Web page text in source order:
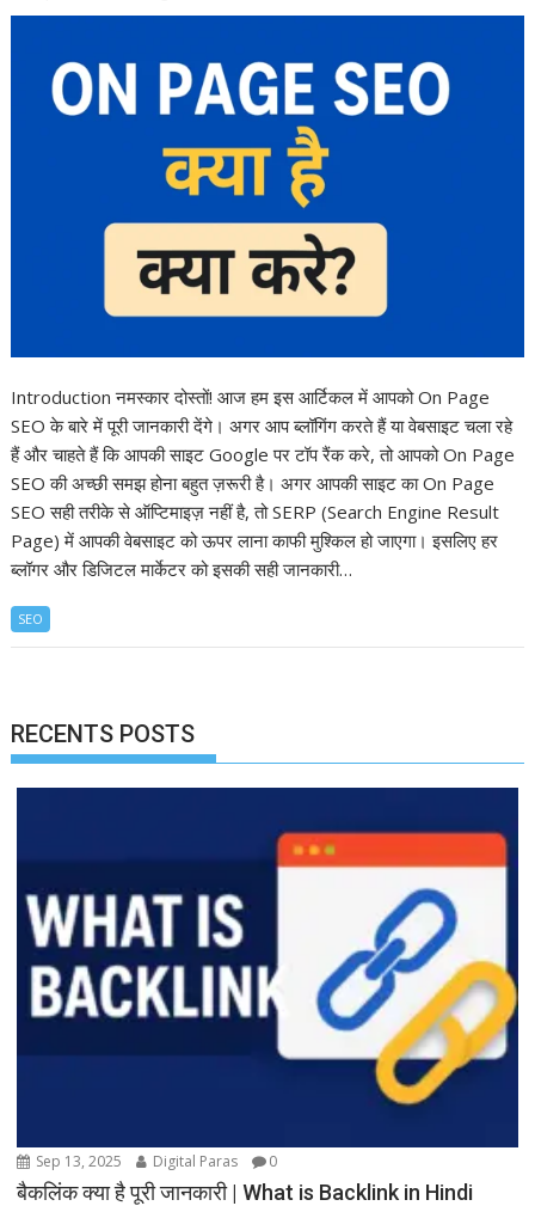
Introduction नमस्कार दोस्तों! आज हम इस आर्टिकल में आपको On Page
SEO के बारे में पूरी जानकारी देंगे। अगर आप ब्लॉगिंग करते हैं या वेबसाइट चला रहे
हैं और चाहते हैं कि आपकी साइट Google पर टॉप रैंक करे, तो आपको On Page
SEO की अच्छी समझ होना बहुत ज़रूरी है। अगर आपकी साइट का On Page
SEO सही तरीके से ऑप्टिमाइज़ नहीं है, तो SERP (Search Engine Result
Page) में आपकी वेबसाइट को ऊपर लाना काफी मुश्किल हो जाएगा। इसलिए हर
ब्लॉगर और डिजिटल मार्केटर को इसकी सही जानकारी…
SEO
RECENTS POSTS
Sep 13, 2025 Digital Paras 0
बैकलिंक क्या है पूरी जानकारी | What is Backlink in Hindi